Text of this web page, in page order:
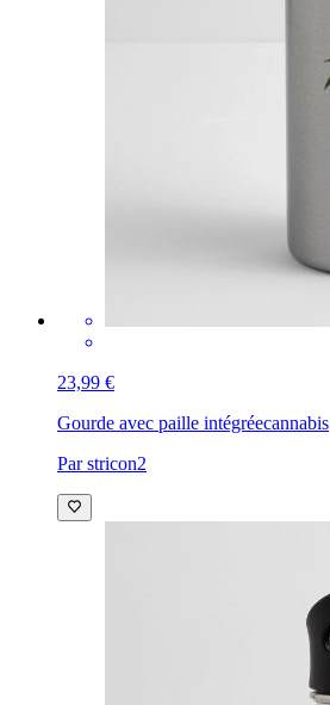
23,99 €
Gourde avec paille intégréecannabis
Par stricon2